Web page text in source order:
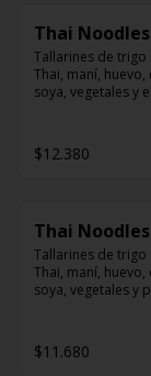
Thai
Tallarines de trigo
Thai, maní,
soya, vegetales y
$12.380
Thai
Tallarines de trigo
Thai, maní,
soya, vegetales y
$11.680